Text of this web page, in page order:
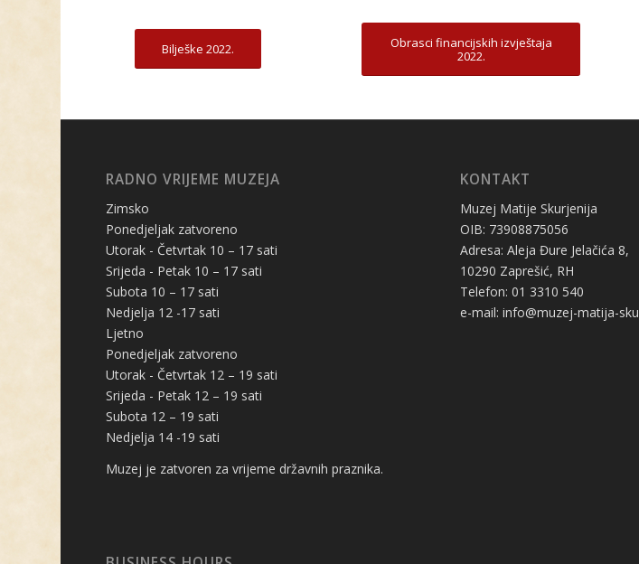
Bilješke 2022.
Obrasci financijskih izvještaja
2022.
RADNO VRIJEME MUZEJA
Zimsko
Ponedjeljak zatvoreno
Utorak - Četvrtak 10 – 17 sati
Srijeda - Petak 10 – 17 sati
Subota 10 – 17 sati
Nedjelja 12 -17 sati
Ljetno
Ponedjeljak zatvoreno
Utorak - Četvrtak 12 – 19 sati
Srijeda - Petak 12 – 19 sati
Subota 12 – 19 sati
Nedjelja 14 -19 sati
Muzej je zatvoren za vrijeme državnih praznika.
KONTAKT
Muzej Matije Skurjenija
OIB: 73908875056
Adresa: Aleja Đure Jelačića 8,
10290 Zaprešić, RH
Telefon: 01 3310 540
e-mail: info@muzej-matija-